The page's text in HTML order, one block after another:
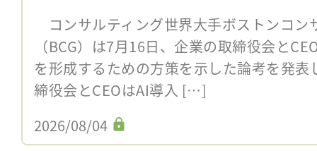
コンサルティング世界大手ボストンコン
（BCG）は7月16日、企業の取締役会と
を形成するための方策を示した論考を発
締役会とCEOはAI導入 […]
2026/08/04